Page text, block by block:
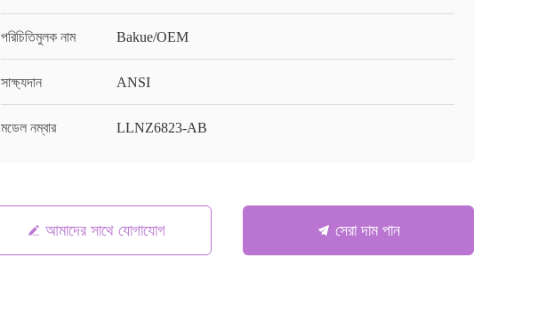
পরিচিতিমুলক নাম Bakue/OEM
সাক্ষ্যদান ANSI
মডেল নম্বার LLNZ6823-AB
আমাদের সাথে যোগাযোগ সেরা দাম পান